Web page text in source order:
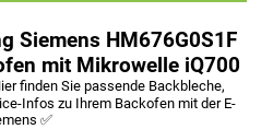
Siemens HM676G0S1F
mit Mikrowelle iQ700
finden Sie passende Backbleche,
Infos zu Ihrem Backofen mit der E-
✅